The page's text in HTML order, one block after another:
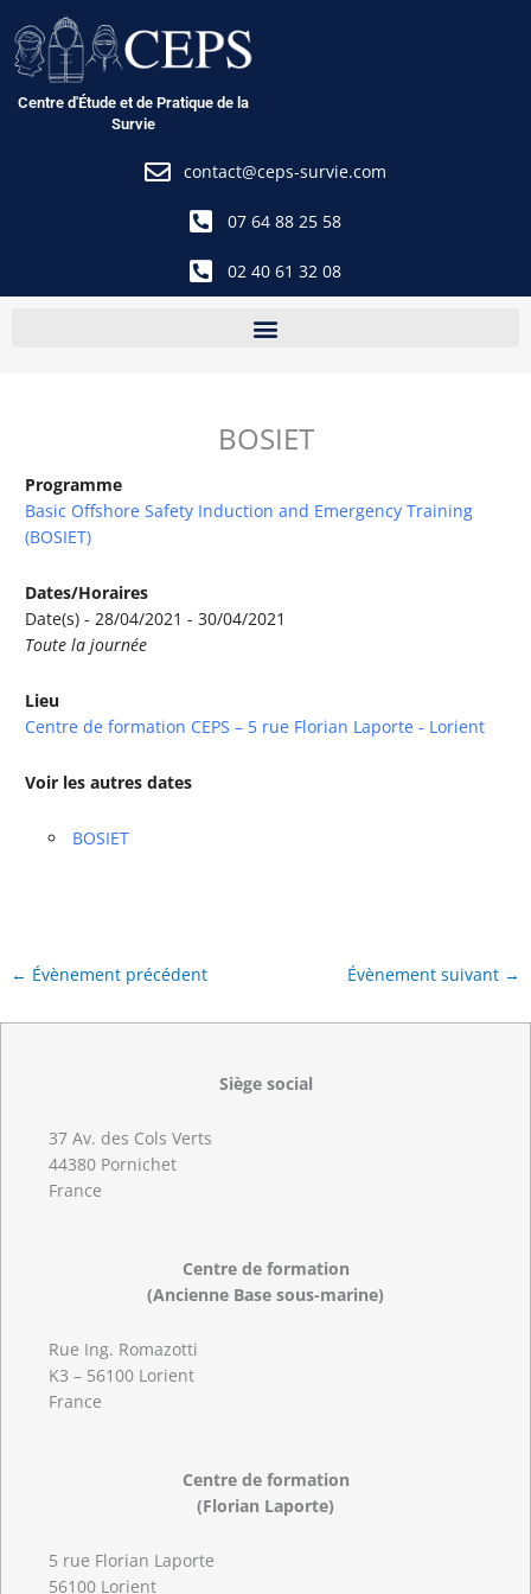
au
contenu
Centre d'Étude et de Pratique de la
Survie
contact@ceps-survie.com
07 64 88 25 58
02 40 61 32 08
BOSIET
Programme
Basic Offshore Safety Induction and Emergency Training
(BOSIET)
Dates/Horaires
Date(s) - 28/04/2021 - 30/04/2021
Toute la journée
Lieu
Centre de formation CEPS – 5 rue Florian Laporte - Lorient
Voir les autres dates
BOSIET
← Évènement précédent Évènement suivant →
Siège social
37 Av. des Cols Verts
44380 Pornichet
France
Centre de formation
(Ancienne Base sous-marine)
Rue Ing. Romazotti
K3 – 56100 Lorient
France
Centre de formation
(Florian Laporte)
5 rue Florian Laporte
56100 Lorient